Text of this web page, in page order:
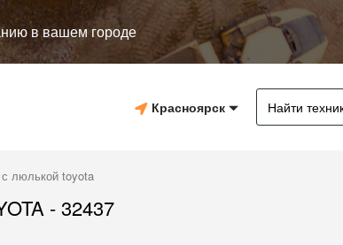
в вашем городе
Красноярск
люлькой toyota
- 32437